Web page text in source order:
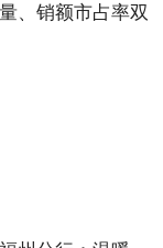
、销额市占率双